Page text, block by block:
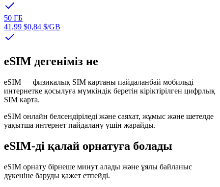
50 ГБ
41,99 $0,84 $/GB
eSIM дегеніміз не
eSIM — физикалық SIM картаны пайдаланбай мобильді
интернетке қосылуға мүмкіндік беретін кіріктірілген цифрлық
SIM карта.
eSIM онлайн белсендіріледі және саяхат, жұмыс және шетелде
уақытша интернет пайдалану үшін жарайды.
eSIM-ді қалай орнатуға болады
eSIM орнату бірнеше минут алады және ұялы байланыс
дүкеніне баруды қажет етпейді.